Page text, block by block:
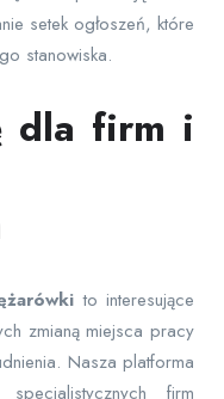
setek ogłoszeń, które
stanowiska.
dla firm i
to interesujące
zmianą miejsca pracy
Nasza platforma
firm